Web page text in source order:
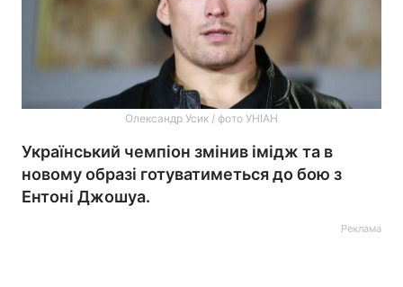
Олександр Усик / фото УНІАН
Український чемпіон змінив імідж та в
новому образі готуватиметься до бою з
Ентоні Джошуа.
Реклама